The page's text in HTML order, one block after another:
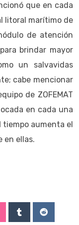
que en cada
litoral marítimo de
de atención
brindar mayor
un salvavidas
cabe mencionar
de ZOFEMAT
en cada una
tiempo aumenta el
en ellas.
TumblrReddit